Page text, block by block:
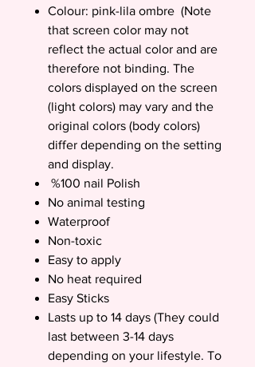
Colour: pink-lila ombre (Note
that screen color may not
reflect the actual color and are
therefore not binding. The
colors displayed on the screen
(light colors) may vary and the
original colors (body colors)
differ depending on the setting
and display.
%100 nail Polish
No animal testing
Waterproof
Non-toxic
Easy to apply
No heat required
Easy Sticks
Lasts up to 14 days (They could
last between 3-14 days
depending on your lifestyle. To